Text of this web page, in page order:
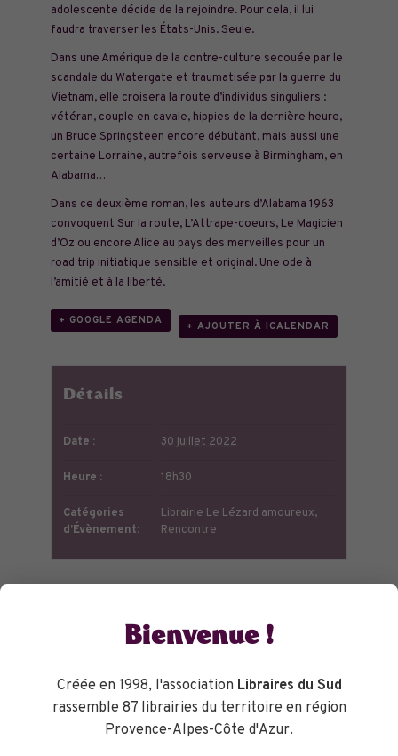
adolescente décide de la rejoindre. Pour cela, il lui
faudra traverser les États-Unis. Seule.
Dans une Amérique de la contre-culture secouée par le
scandale du Watergate et traumatisée par la guerre du
Vietnam, elle croisera la route d’individus singuliers :
vétéran, couple en cavale, hippies de la dernière heure,
un Bruce Springsteen encore débutant, mais aussi une
certaine Lorraine, autrefois serveuse à Birmingham, en
Alabama…
Dans ce deuxième roman, les auteurs d’Alabama 1963
convoquent Sur la route, L’Attrape-coeurs, Le Magicien
d’Oz ou encore Alice au pays des merveilles pour un
road trip initiatique sensible et original. Une ode à
l’amitié et à la liberté.
+ GOOGLE AGENDA
+ AJOUTER À ICALENDAR
Détails
Date : 30 juillet 2022
Heure : 18h30
Catégories
d’Évènement:
Librairie Le Lézard amoureux,
Rencontre
Bienvenue !
Créée en 1998, l'association Libraires du Sud
rassemble 87 librairies du territoire en région
Provence-Alpes-Côte d'Azur.